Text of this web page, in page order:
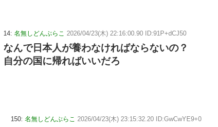
14: 名無しどんぶらこ 2026/04/23(木) 22:16:00.90 ID:91P+dCJ50
なんで日本人が養わなければならないの？
自分の国に帰ればいいだろ
150: 名無しどんぶらこ 2026/04/23(木) 23:15:32.20 ID:GwCwYE9+0